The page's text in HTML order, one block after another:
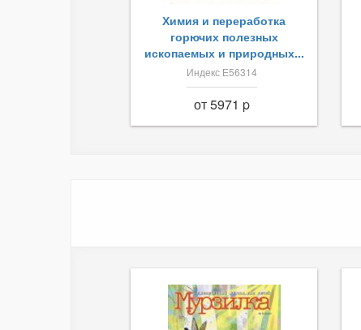
Химия и переработка
горючих полезных
ископаемых и природных...
Индекс Е56314
от 5971 p